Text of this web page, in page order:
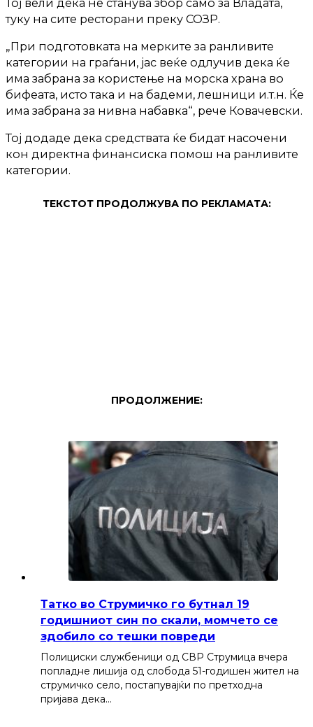
Тој вели дека не станува збор само за Владата,
туку на сите ресторани преку СОЗР.
„При подготовката на мерките за ранливите
категории на граѓани, јас веќе одлучив дека ќе
има забрана за користење на морска храна во
бифеата, исто така и на бадеми, лешници и.т.н. Ќе
има забрана за нивна набавка“, рече Ковачевски.
Тој додаде дека средствата ќе бидат насочени
кон директна финансиска помош на ранливите
категории.
ТЕКСТОТ ПРОДОЛЖУВА ПО РЕКЛАМАТА:
ПРОДОЛЖЕНИЕ:
Татко во Струмичко го бутнал 19
годишниот син по скали, момчето се
здобило со тешки повреди
Полициски службеници од СВР Струмица вчера
попладне лишија од слобода 51-годишен жител на
струмичко село, постапувајќи по претходна
пријава дека…